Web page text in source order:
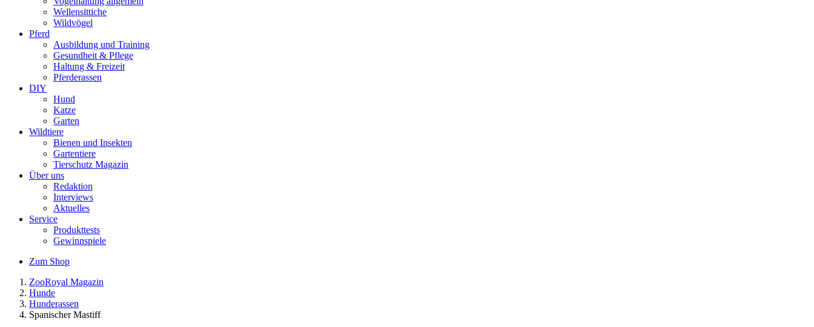
Wellensittiche
Wildvögel
Pferd
Ausbildung und Training
Gesundheit & Pflege
Haltung & Freizeit
Pferderassen
DIY
Hund
Katze
Garten
Wildtiere
Bienen und Insekten
Gartentiere
Tierschutz Magazin
Über uns
Redaktion
Interviews
Aktuelles
Service
Produkttests
Gewinnspiele
Zum Shop
ZooRoyal Magazin
Hunde
Hunderassen
Spanischer Mastiff